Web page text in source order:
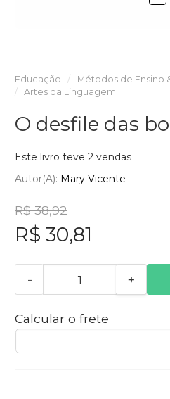
Educação
Métodos de Ensino
Artes da Linguagem
O desfile das
Este livro teve 2 vendas
Autor(a): Mary Vicente
R$ 38,92
R$ 30,81
- +
Calcular o frete